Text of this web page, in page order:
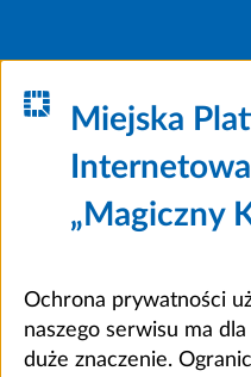
Miejska
Internetowa
„Magiczny
Ochrona prywatności
naszego serwisu ma
duże znaczenie.